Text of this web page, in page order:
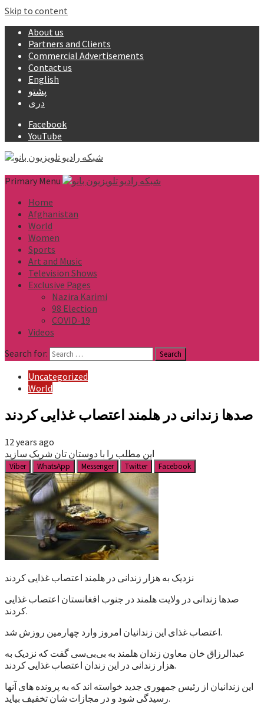
Skip to content
About us
Partners and Clients
Commercial Advertisements
Contact us
English
پشتو
دری
Facebook
YouTube
Primary Menu
Home
Afghanistan
World
Women
Sports
Art and Music
Television Shows
Exclusive Pages
Nazira Karimi
98 Election
COVID-19
Videos
Search for:
Uncategorized
World
صدها زندانی در هلمند اعتصاب غذایی کردند
12 years ago
این مطلب را با دوستان تان شریک سازید
Viber WhatsApp Messenger Twitter Facebook
نزدیک به هزار زندانی در هلمند اعتصاب غذایی کردند
صدها زندانی در ولایت هلمند در جنوب افغانستان اعتصاب غذایی
کردند.
اعتصاب غذای این زندانیان امروز وارد چهارمین روزش شد.
عبدالرزاق خان معاون زندان هلمند به بی‌بی‌سی گفت که نزدیک به
هزار زندانی در این زندان اعتصاب غذایی کردند.
این زندانیان از رئیس جمهوری جدید خواسته اند که به پرونده های آنها
رسیدگی شود و در مجازات شان تخفیف بیاید.